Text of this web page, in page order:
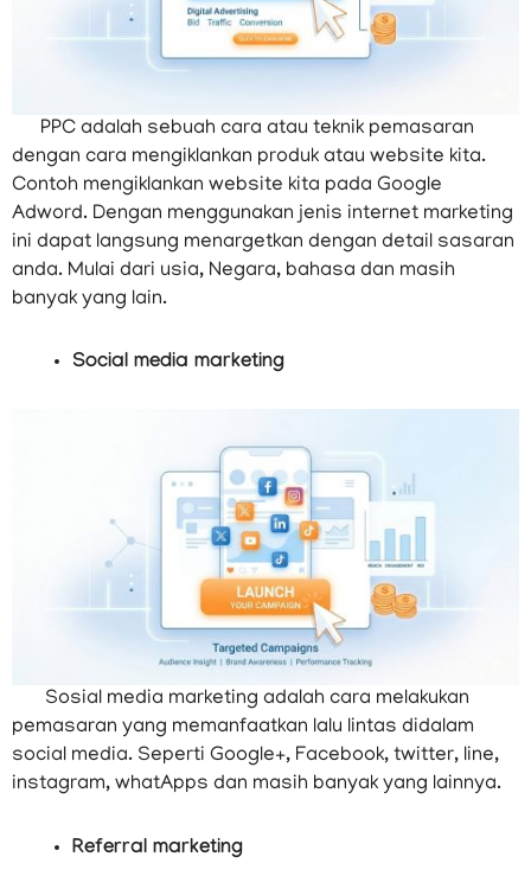
PPC adalah sebuah cara atau teknik pemasaran
dengan cara mengiklankan produk atau website kita.
Contoh mengiklankan website kita pada Google
Adword. Dengan menggunakan jenis internet marketing
ini dapat langsung menargetkan dengan detail sasaran
anda. Mulai dari usia, Negara, bahasa dan masih
banyak yang lain.
Social media marketing
Sosial media marketing adalah cara melakukan
pemasaran yang memanfaatkan lalu lintas didalam
social media. Seperti Google+, Facebook, twitter, line,
instagram, whatApps dan masih banyak yang lainnya.
Referral marketing